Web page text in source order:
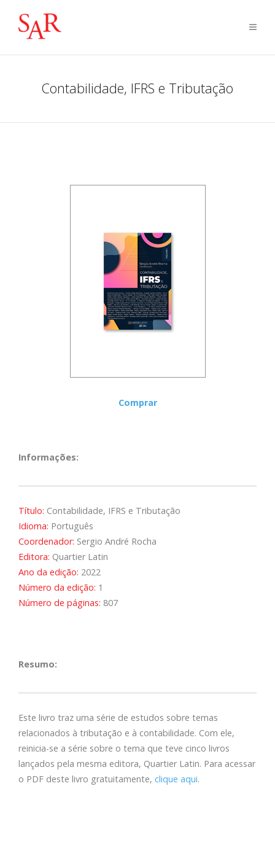
Contabilidade, IFRS e Tributação
Comprar
Informações:
Título: Contabilidade, IFRS e Tributação
Idioma: Português
Coordenador: Sergio André Rocha
Editora: Quartier Latin
Ano da edição: 2022
Número da edição: 1
Número de páginas: 807
Resumo:
Este livro traz uma série de estudos sobre temas
relacionados à tributação e à contabilidade. Com ele,
reinicia-se a série sobre o tema que teve cinco livros
lançados pela mesma editora, Quartier Latin. Para acessar
o PDF deste livro gratuitamente, clique aqui.